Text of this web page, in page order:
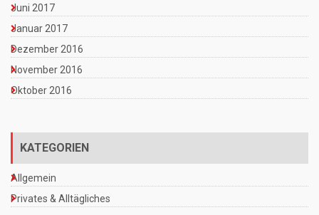
Juni 2017
Januar 2017
Dezember 2016
November 2016
Oktober 2016
KATEGORIEN
Allgemein
Privates & Alltägliches